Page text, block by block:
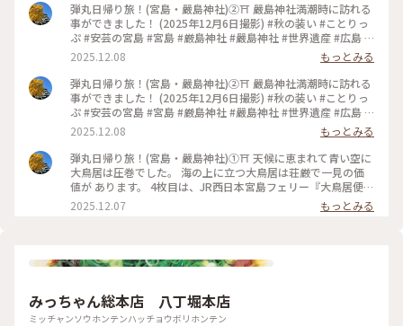
弾丸日帰り旅！(宮島・嚴島神社)②⛩️ 嚴島神社満潮時に訪れる
事ができました！ (2025年12月6日撮影) #秋の装い #ことりっ
ぷ #安芸の宮島 #宮島 #厳島神社 #嚴島神社 #世界遺産 #広島 #
廿日市
2025.12.08
もっとみる
弾丸日帰り旅！(宮島・嚴島神社)②⛩️ 嚴島神社満潮時に訪れる
事ができました！ (2025年12月6日撮影) #秋の装い #ことりっ
ぷ #安芸の宮島 #宮島 #厳島神社 #嚴島神社 #世界遺産 #広島 #
廿日市
2025.12.08
もっとみる
弾丸日帰り旅！(宮島・嚴島神社)①⛩️ 天候に恵まれて青い空に
大鳥居は圧巻でした。 海の上に立つ大鳥居は荘厳で一見の価
値が あります。 4枚目は、JR西日本宮島フェリー『大鳥居便』
からの眺めです⛴️ (2025年12月6日撮影) #秋の装い #ことりっ
ぷ #安芸の宮島 #宮島 #厳島神社 #嚴島神社 #世界遺産 #広島 #
2025.12.07 もっとみる
みっちゃん総本店 八丁堀本店
ミッチャンソウホンテンハッチョウボリホンテン